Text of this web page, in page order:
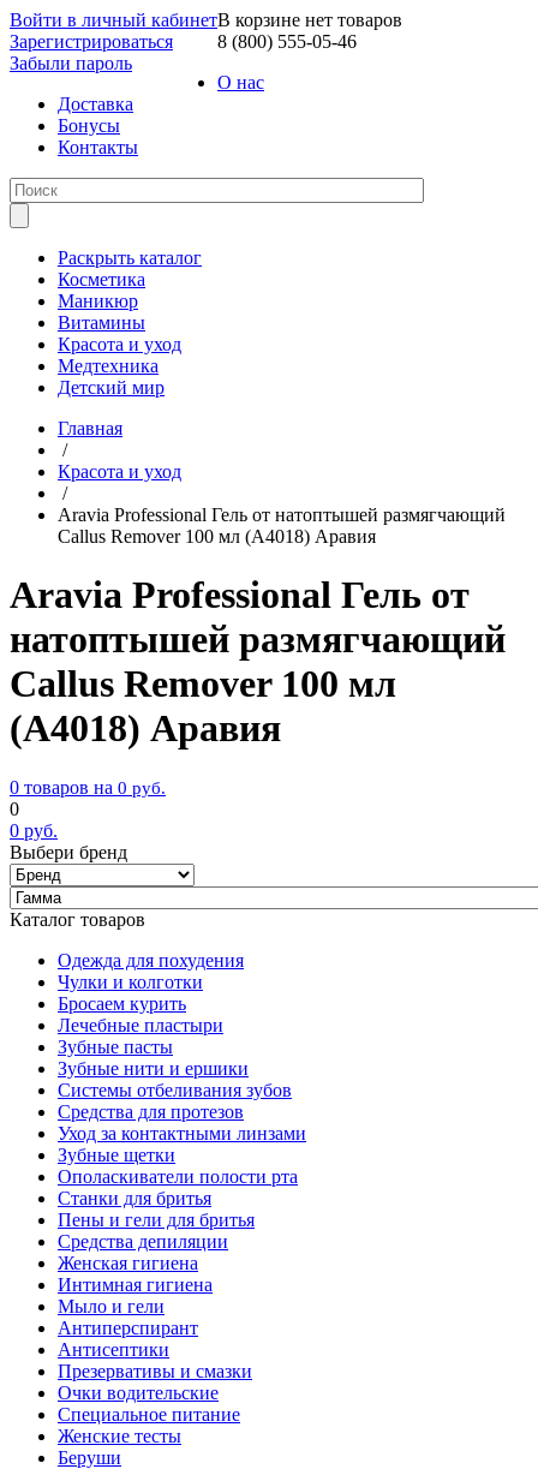
Войти в личный кабинет
Зарегистрироваться
Забыли пароль
В корзине нет товаров
8 (800) 555-05-46
О нас
Доставка
Бонусы
Контакты
Раскрыть каталог
Косметика
Маникюр
Витамины
Красота и уход
Медтехника
Детский мир
Главная
/
Красота и уход
/
Aravia Professional Гель от натоптышей размягчающий
Callus Remover 100 мл (А4018) Аравия
Aravia Professional Гель от
натоптышей размягчающий
Callus Remover 100 мл
(А4018) Аравия
0 товаров на 0 руб.
0
0 руб.
Выбери бренд
Каталог товаров
Одежда для похудения
Чулки и колготки
Бросаем курить
Лечебные пластыри
Зубные пасты
Зубные нити и ершики
Системы отбеливания зубов
Средства для протезов
Уход за контактными линзами
Зубные щетки
Ополаскиватели полости рта
Станки для бритья
Пены и гели для бритья
Средства депиляции
Женская гигиена
Интимная гигиена
Мыло и гели
Антиперспирант
Антисептики
Презервативы и смазки
Очки водительские
Специальное питание
Женские тесты
Беруши